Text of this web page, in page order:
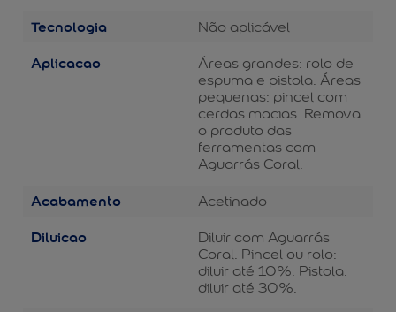
Tecnologia Não aplicável
Aplicacao
Áreas grandes: rolo de
espuma e pistola. Áreas
pequenas: pincel com
cerdas macias. Remova
o produto das
ferramentas com
Aguarrás Coral.
Acabamento Acetinado
Diluicao
Diluir com Aguarrás
Coral. Pincel ou rolo:
diluir até 10%. Pistola:
diluir até 30%.